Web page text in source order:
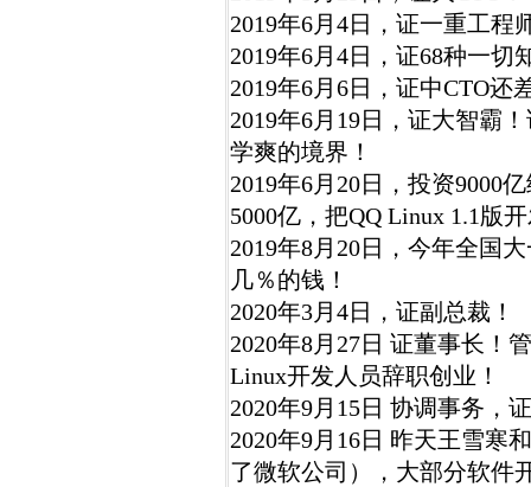
2019年6月4日，证一重工程
2019年6月4日，证68种一切
2019年6月6日，证中CTO还
2019年6月19日，证大智霸
学爽的境界！
2019年6月20日，投资9000
5000亿，把QQ Linux 1.1版
2019年8月20日，今年全国
几％的钱！
2020年3月4日，证副总裁！
2020年8月27日 证董事长！
Linux开发人员辞职创业！
2020年9月15日 协调事务，
2020年9月16日 昨天王雪寒
了微软公司），大部分软件